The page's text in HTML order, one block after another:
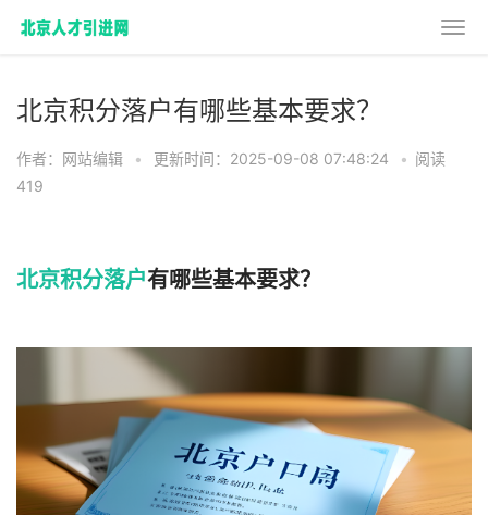
北京积分落户有哪些基本要求？
作者：网站编辑 • 更新时间：2025-09-08 07:48:24 • 阅读
419
北京积分落户有哪些基本要求？